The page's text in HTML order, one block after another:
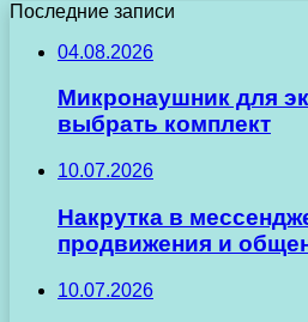
Последние записи
04.08.2026
Микронаушник для
выбрать комплект
10.07.2026
Накрутка в
продвижения и
10.07.2026